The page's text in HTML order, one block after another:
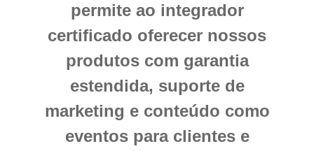
permite ao integrador
certificado oferecer nossos
produtos com garantia
estendida, suporte de
marketing e conteúdo como
eventos para clientes e